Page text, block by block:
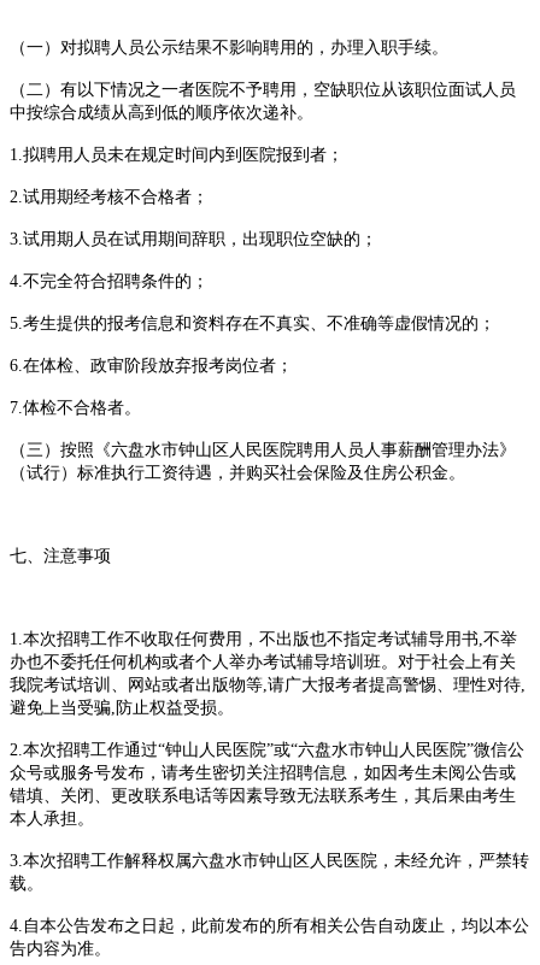
（一）对拟聘人员公示结果不影响聘用的，办理入职手续。
（二）有以下情况之一者医院不予聘用，空缺职位从该职位面试人员
中按综合成绩从高到低的顺序依次递补。
1.拟聘用人员未在规定时间内到医院报到者；
2.试用期经考核不合格者；
3.试用期人员在试用期间辞职，出现职位空缺的；
4.不完全符合招聘条件的；
5.考生提供的报考信息和资料存在不真实、不准确等虚假情况的；
6.在体检、政审阶段放弃报考岗位者；
7.体检不合格者。
（三）按照《六盘水市钟山区人民医院聘用人员人事薪酬管理办法》
（试行）标准执行工资待遇，并购买社会保险及住房公积金。
七、注意事项
1.本次招聘工作不收取任何费用，不出版也不指定考试辅导用书,不举
办也不委托任何机构或者个人举办考试辅导培训班。对于社会上有关
我院考试培训、网站或者出版物等,请广大报考者提高警惕、理性对待,
避免上当受骗,防止权益受损。
2.本次招聘工作通过“钟山人民医院”或“六盘水市钟山人民医院”微信公
众号或服务号发布，请考生密切关注招聘信息，如因考生未阅公告或
错填、关闭、更改联系电话等因素导致无法联系考生，其后果由考生
本人承担。
3.本次招聘工作解释权属六盘水市钟山区人民医院，未经允许，严禁转
载。
4.自本公告发布之日起，此前发布的所有相关公告自动废止，均以本公
告内容为准。